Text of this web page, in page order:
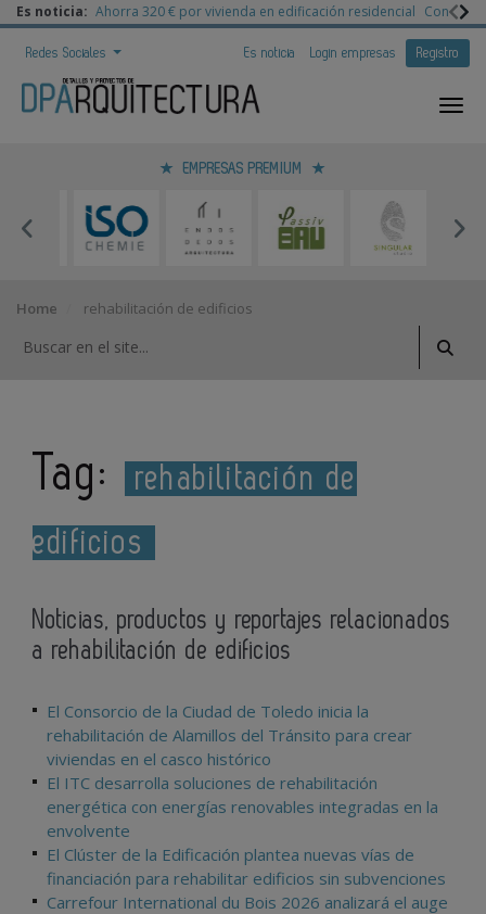
Es noticia: Ahorra 320 € por vivienda en edificación residencial
Redes Sociales Es noticia Login empresas Registro
EMPRESAS PREMIUM
Home rehabilitación de edificios
Tag:
rehabilitación de
edificios
Noticias, productos y reportajes relacionados
a rehabilitación de edificios
El Consorcio de la Ciudad de Toledo inicia la
rehabilitación de Alamillos del Tránsito para crear
viviendas en el casco histórico
El ITC desarrolla soluciones de rehabilitación
energética con energías renovables integradas en la
envolvente
El Clúster de la Edificación plantea nuevas vías de
financiación para rehabilitar edificios sin subvenciones
Carrefour International du Bois 2026 analizará el auge